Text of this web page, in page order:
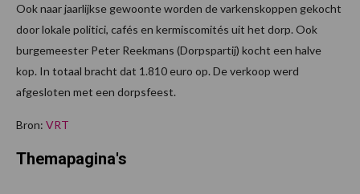
Ook naar jaarlijkse gewoonte worden de varkenskoppen gekocht
door lokale politici, cafés en kermiscomités uit het dorp. Ook
burgemeester Peter Reekmans (Dorpspartij) kocht een halve
kop. In totaal bracht dat 1.810 euro op. De verkoop werd
afgesloten met een dorpsfeest.
Bron: VRT
Themapagina's